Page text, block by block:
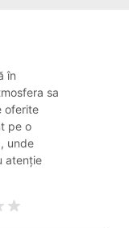
în
sa
oferite
pe o
unde
atenție